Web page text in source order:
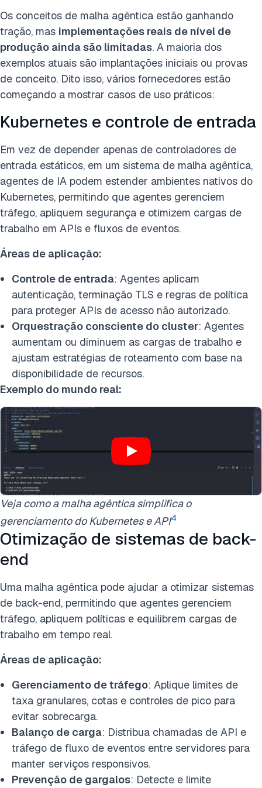
Os conceitos de malha agêntica estão ganhando
tração, mas implementações reais de nível de
produção ainda são limitadas. A maioria dos
exemplos atuais são implantações iniciais ou provas
de conceito. Dito isso, vários fornecedores estão
começando a mostrar casos de uso práticos:
Kubernetes e controle de entrada
Em vez de depender apenas de controladores de
entrada estáticos, em um sistema de malha agêntica,
agentes de IA podem estender ambientes nativos do
Kubernetes, permitindo que agentes gerenciem
tráfego, apliquem segurança e otimizem cargas de
trabalho em APIs e fluxos de eventos.
Áreas de aplicação:
Controle de entrada: Agentes aplicam
autenticação, terminação TLS e regras de política
para proteger APIs de acesso não autorizado.
Orquestração consciente do cluster: Agentes
aumentam ou diminuem as cargas de trabalho e
ajustam estratégias de roteamento com base na
disponibilidade de recursos.
Exemplo do mundo real:
Veja como a malha agêntica simplifica o
gerenciamento do Kubernetes e API4
Otimização de sistemas de back-
end
Uma malha agêntica pode ajudar a otimizar sistemas
de back-end, permitindo que agentes gerenciem
tráfego, apliquem políticas e equilibrem cargas de
trabalho em tempo real.
Áreas de aplicação:
Gerenciamento de tráfego: Aplique limites de
taxa granulares, cotas e controles de pico para
evitar sobrecarga.
Balanço de carga: Distribua chamadas de API e
tráfego de fluxo de eventos entre servidores para
manter serviços responsivos.
Prevenção de gargalos: Detecte e limite